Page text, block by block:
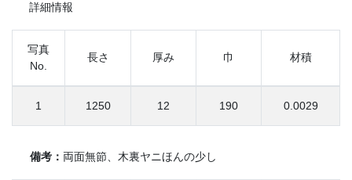
詳細情報
写真
No.
長さ 厚み 巾 材積
1 1250 12 190 0.0029
備考： 両面無節、木裏ヤニほんの少し